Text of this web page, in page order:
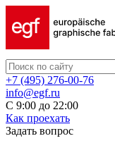
+7 (495) 276-00-76
info@egf.ru
С 9:00 до 22:00
Как проехать
Задать вопрос